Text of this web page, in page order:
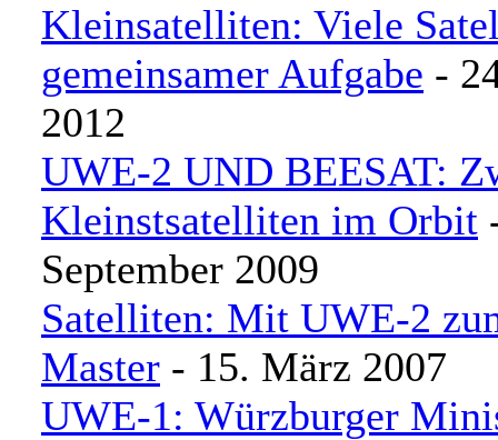
Kleinsatelliten: Viele
gemeinsamer Aufgabe -
2012
UWE-2 UND BEESAT:
Kleinstsatelliten im Orbit
September 2009
Satelliten: Mit UWE-2
Master - 15. März 2007
UWE-1: Würzburger